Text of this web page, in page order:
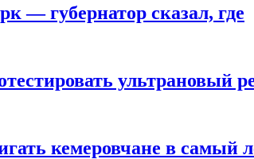
— губернатор сказал, где
ультрановый
кемеровчане в самый